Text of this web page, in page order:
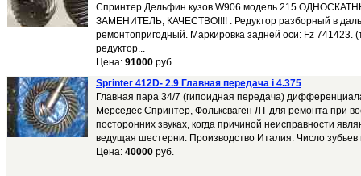
Спринтер Дельфин кузов W906 модель 215
ЗАМЕНИТЕЛЬ, КАЧЕСТВО!!!! . Редуктор разборный в
ремонтопригодный. Маркировка задней оси: Fz 741423.
редуктор...
Цена: 91000 руб.
Sprinter 412D- 2.9 Главная передача i 4.375
Главная пара 34/7 (гипоидная передача)
Mерседес Спринтер, Фольксваген ЛТ для ремонта при
посторонних звуках, когда причиной неисправности
ведущая шестерни. Производство Италия. Число
Цена: 40000 руб.